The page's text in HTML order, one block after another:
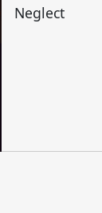
Neglect